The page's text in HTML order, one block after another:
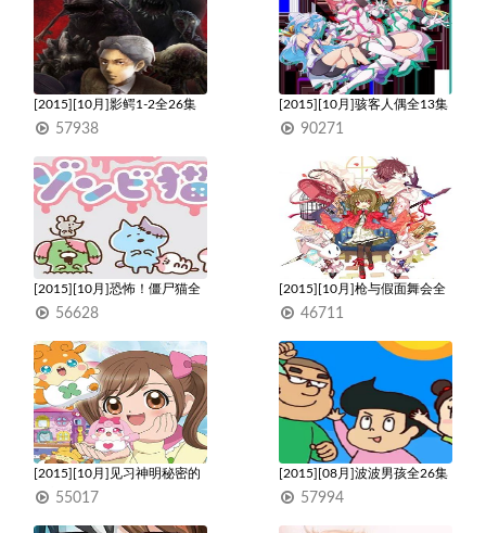
[2015][10月]影鳄1-2全26集
57938
[2015][10月]骇客人偶全13集
90271
[2015][10月]恐怖！僵尸猫全
52集56628
[2015][10月]枪与假面舞会全
12集46711
[2015][10月]见习神明秘密的
爱心蛋全52集
55017
[2015][08月]波波男孩全26集
57994